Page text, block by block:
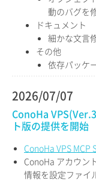
動のバグを
ドキュメント
細かな文言
その他
依存パッケ
2026/07/07
ConoHa
ト版の提供を開始
ConoHa VPS MCP
ConoHa アカウン
情報を設定ファイ